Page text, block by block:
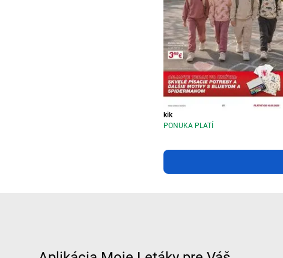
kik
PONUKA PLATÍ